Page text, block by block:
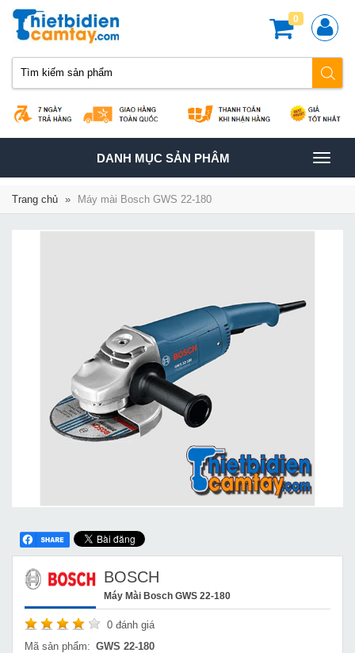
0
TOGGLE
NAVIGATION
DANH MỤC SẢN PHÂM
Trang chủ » Máy mài Bosch GWS 22-180
BOSCH
Máy Mài Bosch GWS 22-180
0 đánh giá
Mã sản phẩm: GWS 22-180